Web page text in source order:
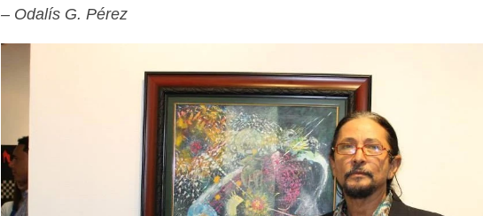
– Odalís G. Pérez